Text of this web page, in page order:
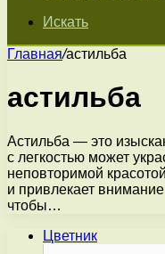
Искать
Главная/астильба
астильба
Астильба — это
с легкостью может
неповторимой
и привлекает
чтобы…
Цветник